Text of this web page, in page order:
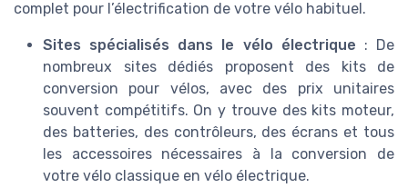
complet pour l’électrification de votre vélo habituel.
Sites spécialisés dans le vélo électrique : De
nombreux sites dédiés proposent des kits de
conversion pour vélos, avec des prix unitaires
souvent compétitifs. On y trouve des kits moteur,
des batteries, des contrôleurs, des écrans et tous
les accessoires nécessaires à la conversion de
votre vélo classique en vélo électrique.